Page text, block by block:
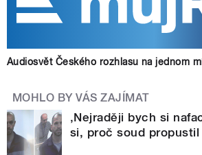
Audiosvět Českého rozhlasu na jednom
MOHLO BY VÁS ZAJÍMAT
‚Nejraději bych si
si, proč soud propustil